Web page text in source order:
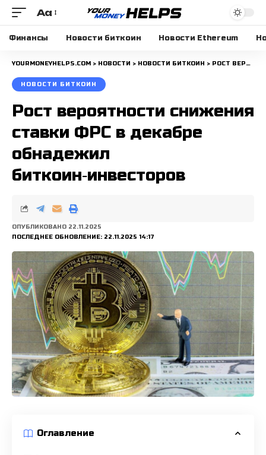
Размера
шрифта
Aa
Финансы Новости биткоин Новости Ethereum
YOURMONEYHELPS.COM > НОВОСТИ > НОВОСТИ БИТКОИН > РОСТ ВЕРОЯТНОСТИ СНИЖЕНИЯ СТАВКИ ФРС В ДЕКАБРЕ ОБНАДЕЖИЛ БИТКОИН‑ИНВЕСТОРОВ
НОВОСТИ БИТКОИН
Рост вероятности снижения
ставки ФРС в декабре
обнадежил
биткоин‑инвесторов
ПОСЛЕДНЕЕ ОБНОВЛЕНИЕ: 22.11.2025 14:17
ОПУБЛИКОВАНО 22.11.2025
Оглавление